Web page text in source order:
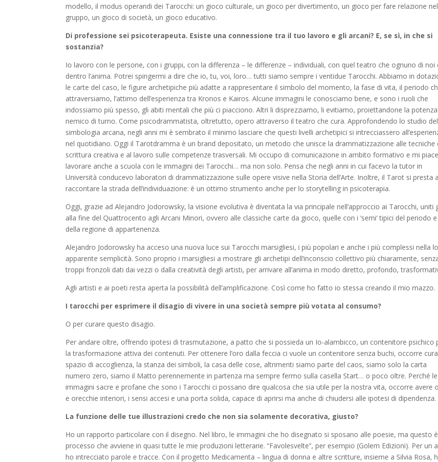
modello, il modus operandi dei Tarocchi: un gioco culturale, un gioco per divertimento, un gioco per fare relazione nel
gruppo, un gioco di società, un gioco educativo.
Di professione sei psicoterapeuta. Esiste una connessione tra il tuo lavoro e gli arcani? E, se sì, in che si
sostanzia?
Io lavoro con le persone, con i gruppi, con la differenza – le differenze – individuali, con quel teatro che ognuno di noi
dentro l’anima. Potrei spingermi a dire che io, tu, voi, loro… tutti siamo sempre i ventidue Tarocchi. Abbiamo in
le carte del caso, le figure archetipiche più adatte a rappresentare il simbolo del momento, la fase di vita, il periodo
attraversiamo, l’attimo dell’esperienza tra Kronos e Kairos. Alcune immagini le conosciamo bene, e sono i ruoli che
indossiamo più spesso, gli abiti mentali che più ci piacciono. Altri li disprezziamo, li evitiamo, proiettandone la
nemico di turno. Come psicodrammatista, oltretutto, opero attraverso il teatro che cura. Approfondendo lo studio
simbologia arcana, negli anni mi è sembrato il minimo lasciare che questi livelli archetipici si intrecciassero
nel quotidiano. Oggi il Tarotdramma è un brand depositato, un metodo che unisce la drammatizzazione alle tecniche
scrittura creativa e al lavoro sulle competenze trasversali. Mi occupo di comunicazione in ambito formativo e mi piace
lavorare anche a scuola con le immagini dei Tarocchi… ma non solo. Pensa che negli anni in cui facevo la tutor in
Università conducevo laboratori di drammatizzazione sulle opere visive nella Storia dell’Arte. Inoltre, il Tarot si presta a
raccontare la strada dell’individuazione: è un ottimo strumento anche per lo storytelling in psicoterapia.
Oggi, grazie ad Alejandro Jodorowsky, la visione evolutiva è diventata la via principale nell’approccio ai Tarocchi, uniti
alla fine del Quattrocento agli Arcani Minori, ovvero alle classiche carte da gioco, quelle con i ‘semi’ tipici del periodo e
della regione di appartenenza.
Alejandro Jodorowsky ha acceso una nuova luce sui Tarocchi marsigliesi, i più popolari e anche i più complessi nella
apparente semplicità. Sono proprio i marsigliesi a mostrare gli archetipi dell’inconscio collettivo più chiaramente,
troppi fronzoli dati dai vezzi o dalla creatività degli artisti, per arrivare all’anima in modo diretto, profondo,
Agli artisti e ai poeti resta aperta la possibilità dell’amplificazione. Così come ho fatto io stessa creando il mio mazzo.
I tarocchi per esprimere il disagio di vivere in una società sempre più votata al consumo?
O per curare questo disagio.
Per andare oltre, offrendo ipotesi di trasmutazione, a patto che si possieda un Io-alambicco, un contenitore psichico
la trasformazione attiva dei contenuti. Per ottenere l’oro dalla feccia ci vuole un contenitore senza buchi, occorre
spazio di accoglienza, la stanza dei simboli, la casa delle cose, altrimenti siamo parte del caos, siamo solo la carta
numero zero, siamo il Matto perennemente in partenza ma sempre fermo sulla casella Start… o poco oltre. Perché le
immagini sacre e profane che sono i Tarocchi ci possano dire qualcosa che sia utile per la nostra vita, occorre avere
e orecchie interiori, i sensi accesi e una porta solida, capace di aprirsi ma anche di chiudersi alle ipotesi di dipendenza.
La funzione delle tue illustrazioni credo che non sia solamente decorativa, giusto?
Ho un rapporto particolare con il disegno. Nel libro, le immagini che ho disegnato si sposano alle poesie, ma questo
processo che avviene in quasi tutte le mie produzioni letterarie. “Favolesvelte”, per esempio (Golem Edizioni). Per un
ho intrecciato parole e tracce. Con il progetto Medicamenta – lingua di donna e altre scritture, insieme a Silvia Rosa,